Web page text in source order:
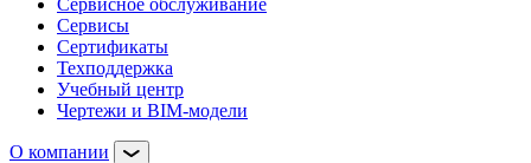
Сервисы
Сертификаты
Техподдержка
Учебный центр
Чертежи и BIM-модели
О компании